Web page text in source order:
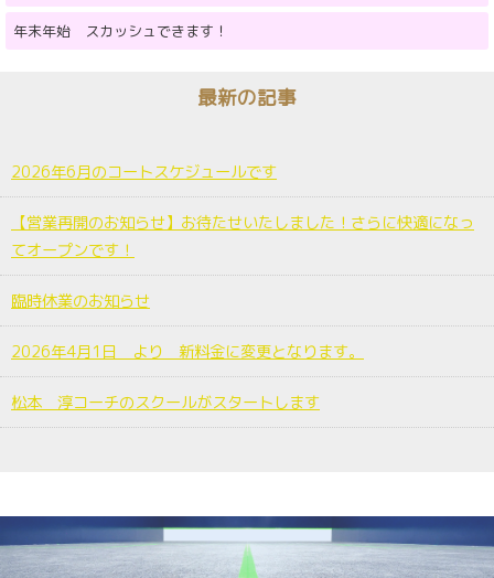
年末年始 スカッシュできます！
最新の記事
2026年6月のコートスケジュールです
【営業再開のお知らせ】お待たせいたしました！さらに快適になっ
てオープンです！
臨時休業のお知らせ
2026年4月1日 より 新料金に変更となります。
松本 淳コーチのスクールがスタートします